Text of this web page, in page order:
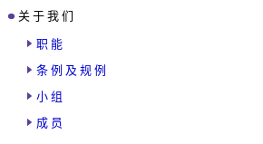
关 于 我 们
职 能
条 例 及 规 例
小 组
成 员